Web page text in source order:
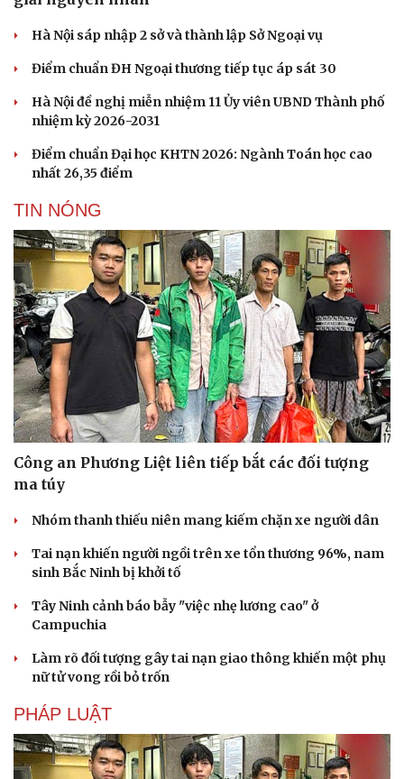
Văn hóa
Sân khấu - Điện ảnh
Văn học
Di sản
Nghệ sĩ
Hà Nội sáp nhập 2 sở và thành lập Sở Ngoại vụ
Điểm chuẩn ĐH Ngoại thương tiếp tục áp sát 30
Hà Nội đề nghị miễn nhiệm 11 Ủy viên UBND Thành phố
nhiệm kỳ 2026-2031
Điểm chuẩn Đại học KHTN 2026: Ngành Toán học cao
nhất 26,35 điểm
TIN NÓNG
Công an Phương Liệt liên tiếp bắt các đối tượng
ma túy
Nhóm thanh thiếu niên mang kiếm chặn xe người dân
Tai nạn khiến người ngồi trên xe tổn thương 96%, nam
sinh Bắc Ninh bị khởi tố
Tây Ninh cảnh báo bẫy "việc nhẹ lương cao" ở
Campuchia
Làm rõ đối tượng gây tai nạn giao thông khiến một phụ
nữ tử vong rồi bỏ trốn
PHÁP LUẬT